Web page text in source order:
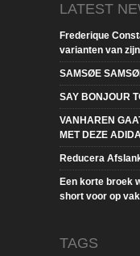
LATEST
Frederique
varianten van
SAMSØE
SAY BONJOUR
VANHAREN
MET DEZE
Reducera
Een korte broek
short voor op
TAGS